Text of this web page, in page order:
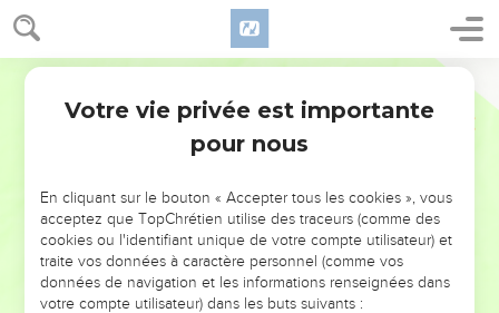
NE MANQUEZ PAS L’ÉVÉNEMENT
DE L’ANNÉE !
ET SI LEURS ERREURS POUVAIENT VOUS ÉVITER LES
VOTRES ?
Votre vie privée est importante
pour nous
En cliquant sur le bouton « Accepter tous les cookies », vous
acceptez que TopChrétien utilise des traceurs (comme des
cookies ou l'identifiant unique de votre compte utilisateur) et
traite vos données à caractère personnel (comme vos
données de navigation et les informations renseignées dans
votre compte utilisateur) dans les buts suivants :